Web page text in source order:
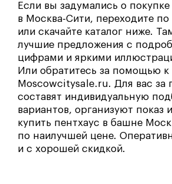
Если вы задумались о покупке
в Москва-Сити, переходите по
или скачайте каталог ниже.
лучшие предложения с
цифрами и яркими
Или обратитесь за помощью к
Moscowcitysale.ru. Для вас за
составят индивидуальную
вариантов, организуют показ
купить пентхаус в башне
по наилучшей цене.
и с хорошей скидкой.